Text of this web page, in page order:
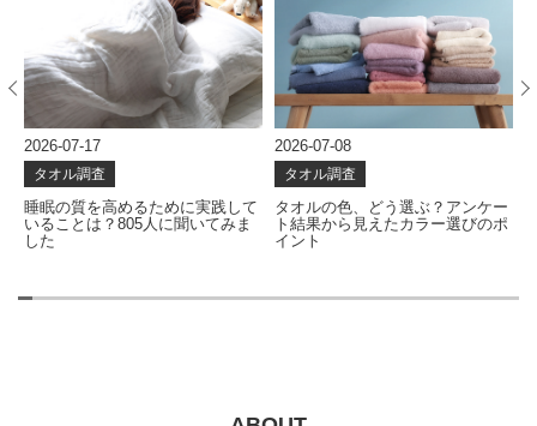
2026-07-08
タオル調査
タオルの色、どう選ぶ？アンケー
ト結果から見えたカラー選びのポ
イント
2026-06-25
タオル調査
一番欲しいタオルの機能は？アン
ケート結果から考える、これから
のタオル選び